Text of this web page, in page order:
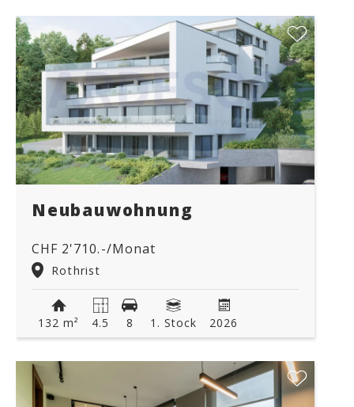
Neubauwohnung
CHF 2'710.-/Monat
Rothrist
132 m² 4.5 8 1. Stock 2026